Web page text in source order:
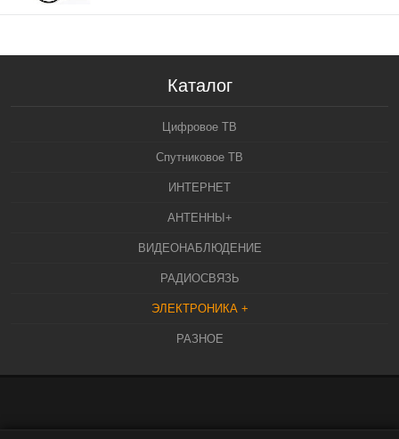
Каталог
Цифровое ТВ
Спутниковое ТВ
ИНТЕРНЕТ
АНТЕННЫ+
ВИДЕОНАБЛЮДЕНИЕ
РАДИОСВЯЗЬ
ЭЛЕКТРОНИКА +
РАЗНОЕ